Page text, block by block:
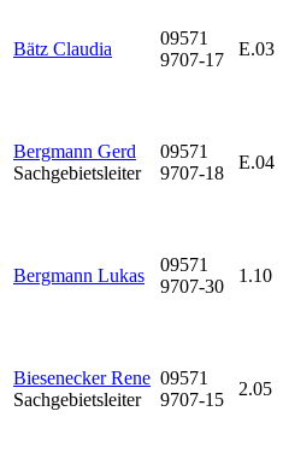
Bätz Claudia
09571
9707-17
E.03
Bergmann Gerd
Sachgebietsleiter
09571
9707-18
E.04
Bergmann Lukas
09571
9707-30
1.10
Biesenecker Rene
Sachgebietsleiter
09571
9707-15
2.05